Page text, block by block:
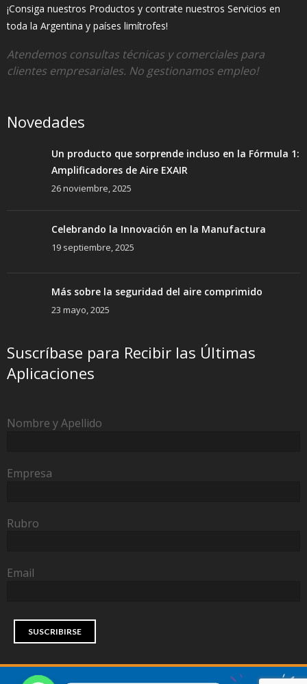
¡Consiga nuestros Productos y contrate nuestros Servicios en
toda la Argentina y países limítrofes!
Atendemos consultas técnicas y comerciales para
clientes empresariales. No gestionamos empleo!
Novedades
Un producto que sorprende incluso en la Fórmula 1:
Amplificadores de Aire EXAIR
26 noviembre, 2025
Celebrando la Innovación en la Manufactura
19 septiembre, 2025
Más sobre la seguridad del aire comprimido
23 mayo, 2025
Suscríbase para Recibir las Últimas
Aplicaciones
Nombre y Apellido
Empresa
Rubro
Email